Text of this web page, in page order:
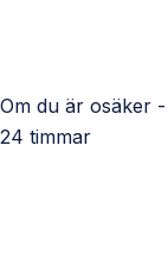
Om du är osäker
24 timmar